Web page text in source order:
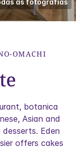
as fotografias
OMACHI
botanica
Asian and
desserts. Eden
offers cakes